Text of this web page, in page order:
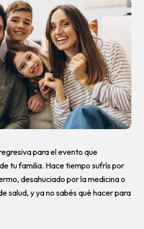
para el evento que
tu familia. Hace tiempo sufrís por
desahuciado por la medicina o
salud, y ya no sabés qué hacer para